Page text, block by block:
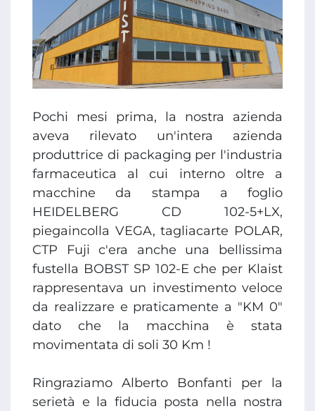
Pochi mesi prima, la nostra azienda
aveva rilevato un'intera azienda
produttrice di packaging per l'industria
farmaceutica al cui interno oltre a
macchine da stampa a foglio
HEIDELBERG CD 102-5+LX,
piegaincolla VEGA, tagliacarte POLAR,
CTP Fuji c'era anche una bellissima
fustella BOBST SP 102-E che per Klaist
rappresentava un investimento veloce
da realizzare e praticamente a "KM 0"
dato che la macchina è stata
movimentata di soli 30 Km !
Ringraziamo Alberto Bonfanti per la
serietà e la fiducia posta nella nostra